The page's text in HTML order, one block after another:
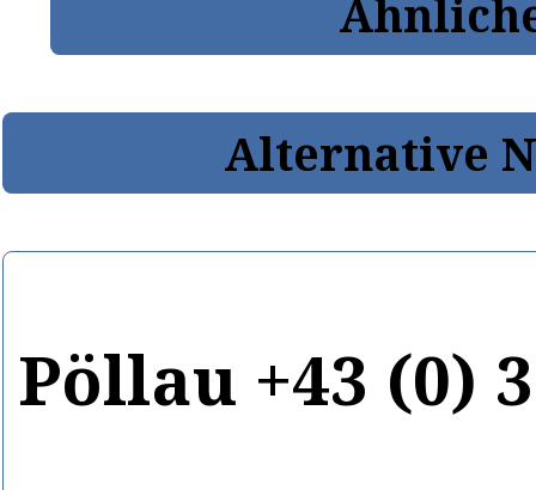
Alternative
Pöllau +43 (0)